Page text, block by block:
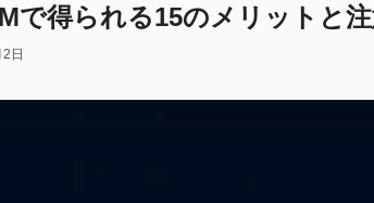
で得られる15のメリットと注
日